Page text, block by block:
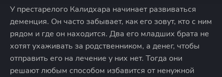
У престарелого Калидхара начинает развиваться
деменция. Он часто забывает, как его зовут, кто с ним
рядом и где он находится. Два его младших брата не
хотят ухаживать за родственником, а денег, чтобы
отправить его на лечение у них нет. Тогда они
решают любым способом избавится от ненужной